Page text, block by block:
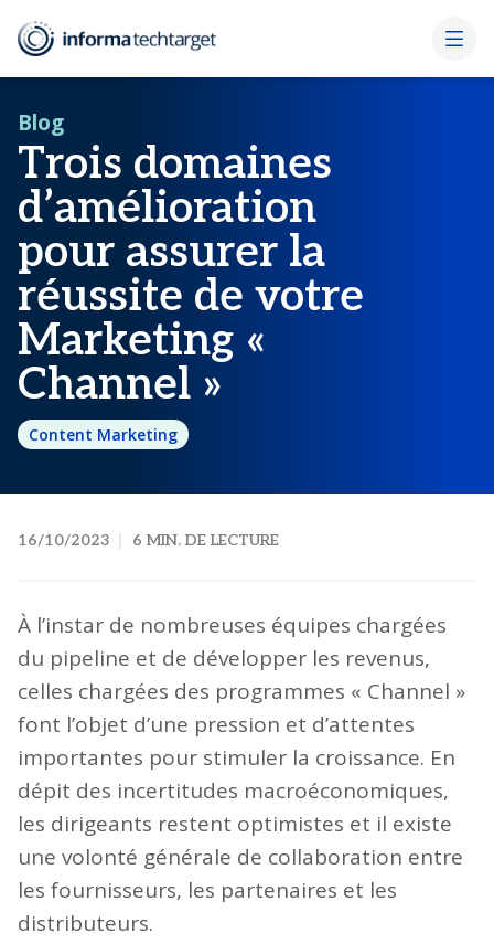
Blog
Trois domaines
d’amélioration
pour assurer la
réussite de votre
Marketing «
Channel »
Content Marketing
16/10/2023 6 MIN. DE LECTURE
À l’instar de nombreuses équipes chargées
du pipeline et de développer les revenus,
celles chargées des programmes « Channel »
font l’objet d’une pression et d’attentes
importantes pour stimuler la croissance. En
dépit des incertitudes macroéconomiques,
les dirigeants restent optimistes et il existe
une volonté générale de collaboration entre
les fournisseurs, les partenaires et les
distributeurs.